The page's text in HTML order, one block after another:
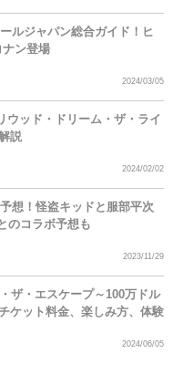
ルジャパン総合ガイド！ヒ
ナン登場
2024/03/05
ウッド・ドリーム・ザ・ライ
説
2024/02/02
想！怪盗キッドと服部平次
のコラボ予想も
2023/11/29
ザ・エスケープ～100万ドル
ケット料金、楽しみ方、体験
2024/06/05